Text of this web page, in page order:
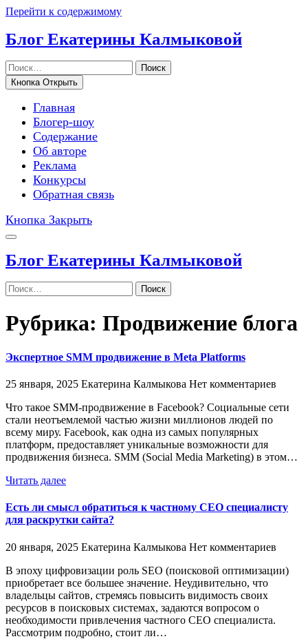
Перейти к содержимому
Блог Екатерины Калмыковой
Поиск
Кнопка Открыть
Главная
Блогер-шоу
Содержание
Об авторе
Реклама
Конкурсы
Обратная связь
Кнопка Закрыть
Блог Екатерины Калмыковой
Поиск
Рубрика: Продвижение блога
Экспертное SMM продвижение в Meta Platforms
25 января, 2025 Екатерина Калмыкова Нет комментариев
Что такое SMM-продвижение в Facebook? Социальные сети
стали неотъемлемой частью жизни миллионов людей по
всему миру. Facebook, как одна из самых популярных
платформ, предоставляет уникальные возможности для
продвижения бизнеса. SMM (Social Media Marketing) в этом…
Читать далее
Есть ли смысл обратиться к частному СЕО специалисту
для раскрутки сайта?
20 января, 2025 Екатерина Калмыкова Нет комментариев
В эпоху цифровизации роль SEO (поисковой оптимизации)
приобретает все большее значение. Неудивительно, что
владельцы сайтов, стремясь повысить видимость своих
ресурсов в поисковых системах, задаются вопросом о
необходимости привлечения частного СЕО специалиста.
Рассмотрим подробно, стоит ли…